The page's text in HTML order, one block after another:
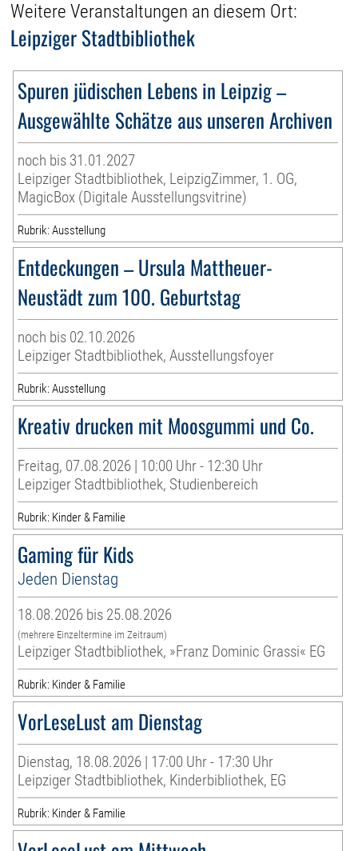
Weitere Veranstaltungen an diesem Ort:
Leipziger Stadtbibliothek
Spuren jüdischen Lebens in Leipzig –
Ausgewählte Schätze aus unseren Archiven
noch bis 31.01.2027
Leipziger Stadtbibliothek, LeipzigZimmer, 1. OG,
MagicBox (Digitale Ausstellungsvitrine)
Rubrik: Ausstellung
Entdeckungen – Ursula Mattheuer-
Neustädt zum 100. Geburtstag
noch bis 02.10.2026
Leipziger Stadtbibliothek, Ausstellungsfoyer
Rubrik: Ausstellung
Kreativ drucken mit Moosgummi und Co.
Freitag, 07.08.2026 | 10:00 Uhr - 12:30 Uhr
Leipziger Stadtbibliothek, Studienbereich
Rubrik: Kinder & Familie
Gaming für Kids
Jeden Dienstag
18.08.2026 bis 25.08.2026
(mehrere Einzeltermine im Zeitraum)
Leipziger Stadtbibliothek, »Franz Dominic Grassi« EG
Rubrik: Kinder & Familie
VorLeseLust am Dienstag
Dienstag, 18.08.2026 | 17:00 Uhr - 17:30 Uhr
Leipziger Stadtbibliothek, Kinderbibliothek, EG
Rubrik: Kinder & Familie